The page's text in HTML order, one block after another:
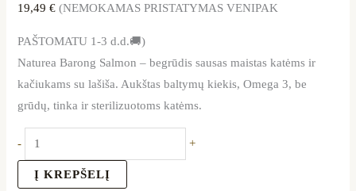
19,49€ (NEMOKAMAS PRISTATYMAS VENIPAK
PAŠTOMATU 1-3 d.d.🚚)
Naturea Barong Salmon – begrūdis sausas maistas katėms ir
kačiukams su lašiša. Aukštas baltymų kiekis, Omega 3, be
grūdų, tinka ir sterilizuotoms katėms.
- +
Į KREPŠELĮ